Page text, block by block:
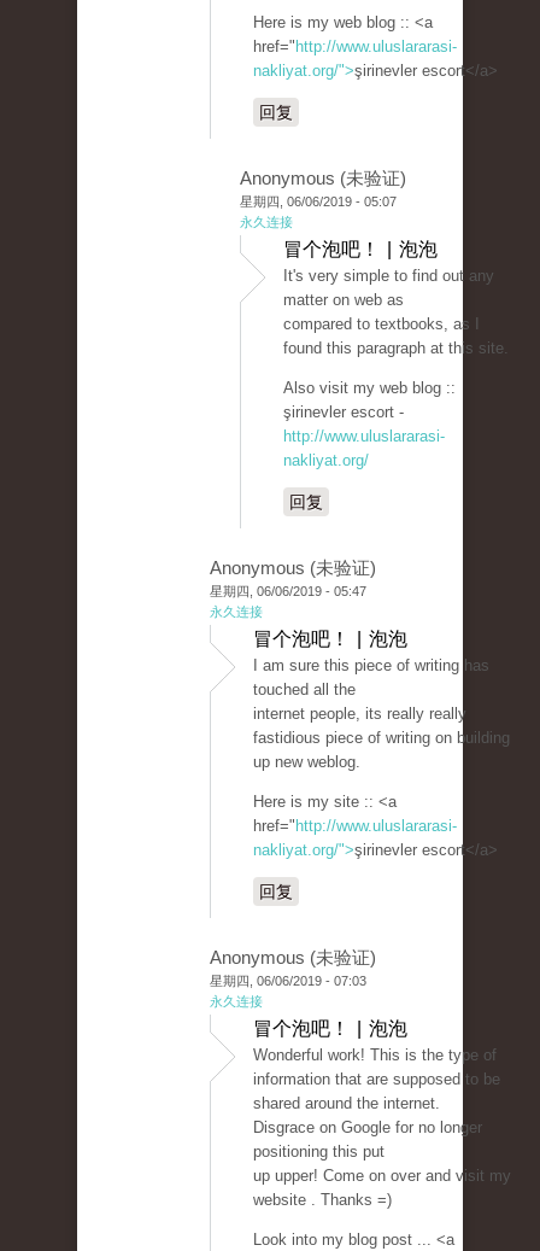
Here is my web blog :: <a
href=" http://www.uluslararasi-
nakliyat.org/">şirinevler escort</a>
回复
Anonymous (未验证)
星期四, 06/06/2019 - 05:07
永久连接
冒个泡吧！ | 泡泡
It's very simple to find out any
matter on web as
compared to textbooks, as I
found this paragraph at this site.
Also visit my web blog ::
şirinevler escort -
http://www.uluslararasi-
nakliyat.org/
回复
Anonymous (未验证)
星期四, 06/06/2019 - 05:47
永久连接
冒个泡吧！ | 泡泡
I am sure this piece of writing has
touched all the
internet people, its really really
fastidious piece of writing on building
up new weblog.
Here is my site :: <a
href=" http://www.uluslararasi-
nakliyat.org/">şirinevler escort</a>
回复
Anonymous (未验证)
星期四, 06/06/2019 - 07:03
永久连接
冒个泡吧！ | 泡泡
Wonderful work! This is the type of
information that are supposed to be
shared around the internet.
Disgrace on Google for no longer
positioning this put
up upper! Come on over and visit my
website . Thanks =)
Look into my blog post ... <a